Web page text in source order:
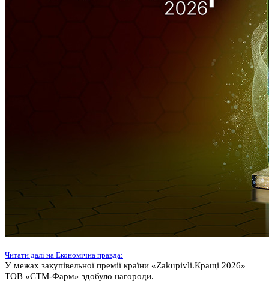
Читати далі на Економічна правда:
У межах закупівельної премії країни «Zakupivli.Кращі 2026»
ТОВ «СТМ-Фарм» здобуло нагороди.